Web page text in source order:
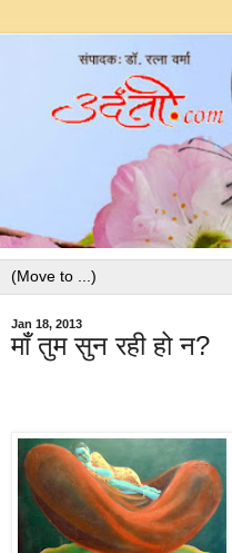
Jan 18, 2013
माँ तुम सुन रही हो न?